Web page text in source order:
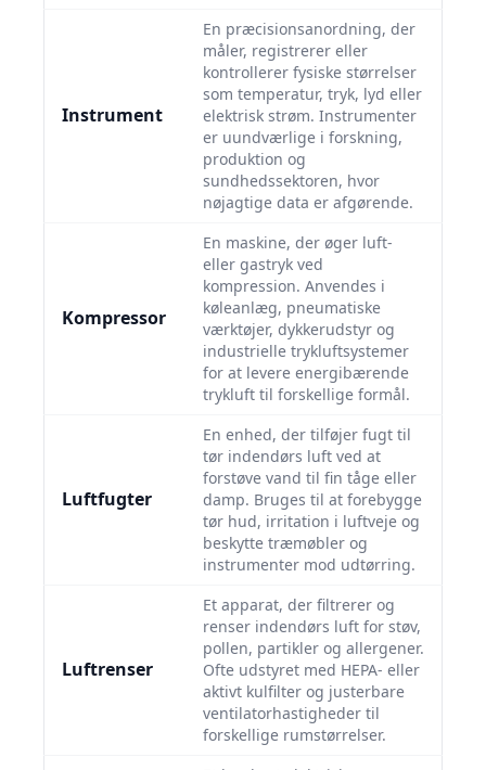
Instrument
En præcisionsanordning, der
måler, registrerer eller
kontrollerer fysiske størrelser
som temperatur, tryk, lyd eller
elektrisk strøm. Instrumenter
er uundværlige i forskning,
produktion og
sundhedssektoren, hvor
nøjagtige data er afgørende.
Kompressor
En maskine, der øger luft-
eller gastryk ved
kompression. Anvendes i
køleanlæg, pneumatiske
værktøjer, dykkerudstyr og
industrielle trykluftsystemer
for at levere energibærende
trykluft til forskellige formål.
Luftfugter
En enhed, der tilføjer fugt til
tør indendørs luft ved at
forstøve vand til fin tåge eller
damp. Bruges til at forebygge
tør hud, irritation i luftveje og
beskytte træmøbler og
instrumenter mod udtørring.
Luftrenser
Et apparat, der filtrerer og
renser indendørs luft for støv,
pollen, partikler og allergener.
Ofte udstyret med HEPA- eller
aktivt kulfilter og justerbare
ventilatorhastigheder til
forskellige rumstørrelser.